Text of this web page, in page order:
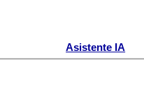
Asistente IA